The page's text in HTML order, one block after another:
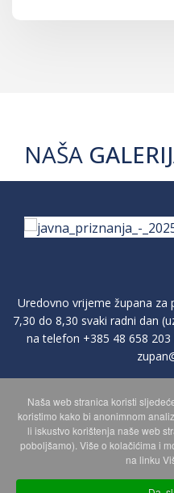
NAŠA
Uredovno vrijeme župana
7,30 do 8,30 svaki radni dan
na telefon +385 48 658 203
POLITIKA ZAŠTITE
Naša web stranica koristi
koristimo kako bi anonimnom
li iskustvo korištenja naše web
poboljšamo). Više o kolačićima i
na linku